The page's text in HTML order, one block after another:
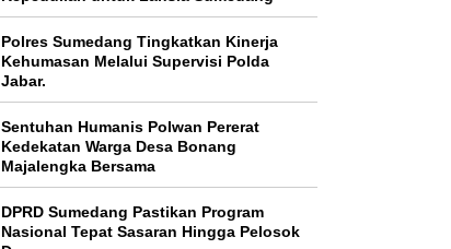
Polres Sumedang Tingkatkan Kinerja
Kehumasan Melalui Supervisi Polda
Jabar.
Sentuhan Humanis Polwan Pererat
Kedekatan Warga Desa Bonang
Majalengka Bersama
DPRD Sumedang Pastikan Program
Nasional Tepat Sasaran Hingga Pelosok